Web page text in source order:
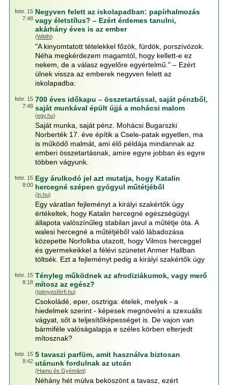
febr. 15
7:48
Negyven felett az iskolapadban: papírhalmozás
vagy életstílus? – Ezért érdemes tanulni,
akárhány éves is az ember
(WMN)
"A kinyomtatott tételekkel főzök, fürdök, porszívózok.
Néha megkérdezem magamtól, hogy kellett-e ez
nekem, de a válasz egyelőre egyértelmű." – Ezért
ülnek vissza az emberek negyven felett az
iskolapadba:
febr. 15
7:48
700 éves időkapu – összetartással, saját pénzből,
saját munkával épült újjá a mohácsi malom
(egy.hu)
Saját munka, saját pénz. Mohácsi Bugarszki
Norberték 17. éve építik a Csele-patak egyetlen, ma
is működő malmát, ami élő példája mindannak az
emberi összetartásnak, amire egyre jobban és egyre
többen vágyunk.
febr. 15
8:00
Egy árulkodó jel azt mutatja, hogy Katalin
hercegné szépen gyógyul műtétjéből
(in.hu)
Egy váratlan fejleményt a királyi szakértők úgy
értékeltek, hogy Katalin hercegné egészségügyi
állapota valószínűleg stabilan javul a műtétje óta. A
walesi hercegné a műtétjéből való lábadozása
közepette Norfolkba utazott, hogy Vilmos herceggel
és gyermekeikkel a félévi szünetet Anmer Hallban
töltsék. Ezt a fejleményt pedig a királyi szakértők úgy
febr. 15
8:18
Tényleg működnek az afrodiziákumok, vagy merő
mítosz az egész?
(Igényesférfi.hu)
Csokoládé, eper, osztriga: ételek, melyek - a
hiedelmek szerint - képesek megnövelni a szexuális
vágyat, sőt a teljesítőképességet is. De vajon van
bármiféle valóságalapja e széles körben elterjedt
mítosznak?
febr. 15
8:42
5 tavaszi parfüm, amit használva biztosan
utánunk fordulnak az utcán
(Hamu és Gyémánt)
Néhány hét múlva beköszönt a tavasz, ezért